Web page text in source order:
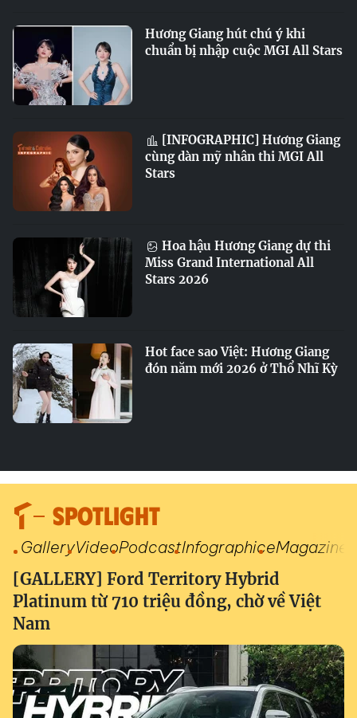
Hương Giang hút chú ý khi
chuẩn bị nhập cuộc MGI All Stars
[INFOGRAPHIC] Hương Giang
cùng dàn mỹ nhân thi MGI All
Stars
Hoa hậu Hương Giang dự thi
Miss Grand International All
Stars 2026
Hot face sao Việt: Hương Giang
đón năm mới 2026 ở Thổ Nhĩ Kỳ
SPOTLIGHT
GalleryVideoPodcastInfographiceMagazine
[GALLERY] Ford Territory Hybrid
Platinum từ 710 triệu đồng, chờ về Việt
Nam